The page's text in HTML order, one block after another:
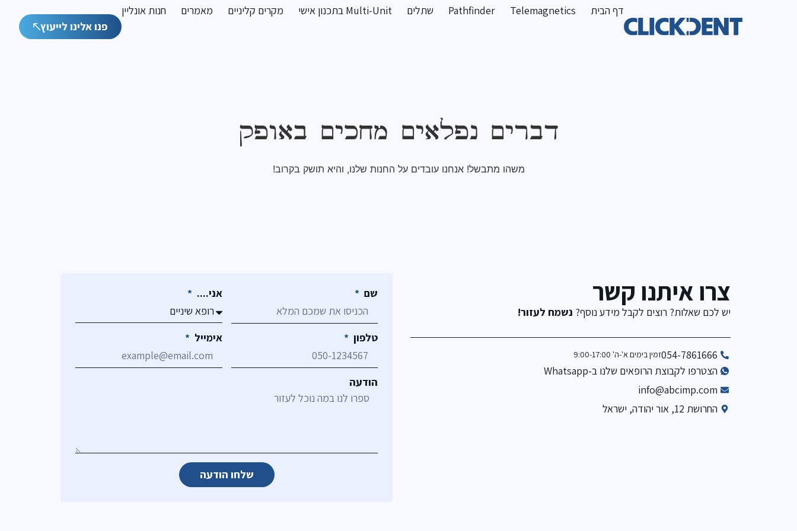
פנו אלינו לייעוץ
דף הבית Telemagnetics
Pathfinder שתלים Multi-Unit בתכנון אישי מקרים קליניים מאמרים חנות אונליין
דברים נפלאים מחכים באופק
משהו מתבשל! אנחנו עובדים על החנות שלנו, והיא תושק בקרוב!
צרו איתנו קשר
יש לכם שאלות? רוצים לקבל מידע נוסף? נשמח לעזור!
054-7861666זמין בימים א'-ה' 9:00-17:00
הצטרפו לקבוצת הרופאים שלנו ב-Whatsapp
info@abcimp.com
החרושת 12, אור יהודה, ישראל
שם אני....
טלפון אימייל
הודעה
שלחו הודעה